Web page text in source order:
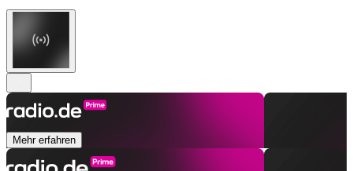
Mehr erfahren